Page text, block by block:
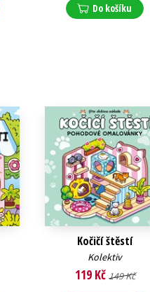
Do košíku
Kočičí štěstí
Kolektiv
119 Kč 149 Kč